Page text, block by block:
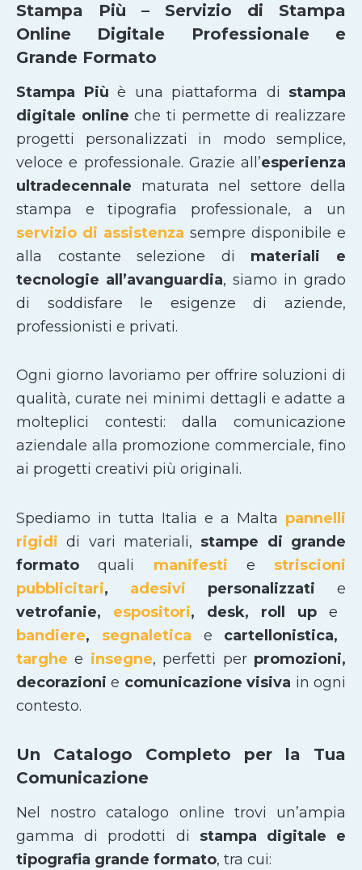
Stampa Più – Servizio di Stampa
Online Digitale Professionale e
Grande Formato
Stampa Più è una piattaforma di stampa
digitale online che ti permette di realizzare
progetti personalizzati in modo semplice,
veloce e professionale. Grazie all’esperienza
ultradecennale maturata nel settore della
stampa e tipografia professionale, a un
servizio di assistenza sempre disponibile e
alla costante selezione di materiali e
tecnologie all’avanguardia, siamo in grado
di soddisfare le esigenze di aziende,
professionisti e privati.
Ogni giorno lavoriamo per offrire soluzioni di
qualità, curate nei minimi dettagli e adatte a
molteplici contesti: dalla comunicazione
aziendale alla promozione commerciale, fino
ai progetti creativi più originali.
Spediamo in tutta Italia e a Malta pannelli
rigididi vari materiali, stampe di grande
formatoquali manifesti e striscioni
pubblicitari, adesivi personalizzati e
vetrofanie, espositori, desk, roll up e
bandiere, segnaletica e cartellonistica,
targhee insegne, perfetti per promozioni,
decorazionie comunicazione visiva in ogni
contesto.
Un Catalogo Completo per la Tua
Comunicazione
Nel nostro catalogo online trovi un’ampia
gamma di prodotti di stampa digitale e
tipografia grande formato, tra cui: